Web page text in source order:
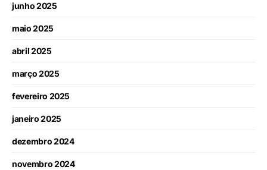
junho 2025
maio 2025
abril 2025
março 2025
fevereiro 2025
janeiro 2025
dezembro 2024
novembro 2024